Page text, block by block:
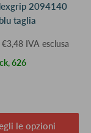
2094140
taglia
€3,48 IVA esclusa
626
le opzioni